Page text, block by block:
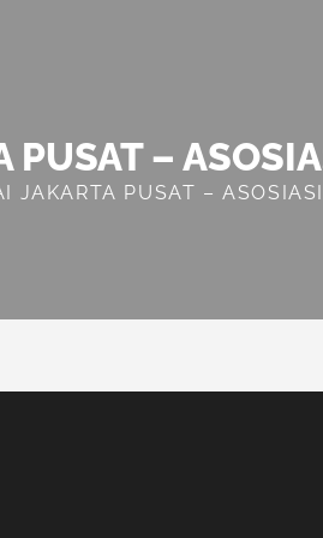
PUSAT –
JAKARTA PUSAT –